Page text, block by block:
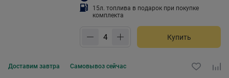
15л. топлива в подарок при покупке
комплекта
Купить
Доставим завтра Самовывоз сейчас